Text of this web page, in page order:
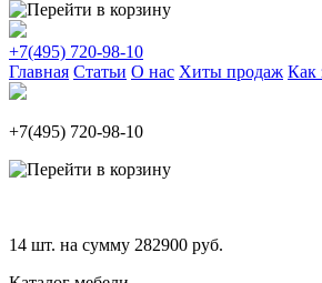
+7(495) 720-98-10
Главная Статьи О нас Хиты продаж Как
+7(495) 720-98-10
14 шт. на сумму 282900 руб.